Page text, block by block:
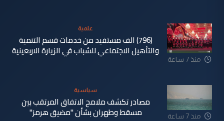
منذ 7 ساعة
علمية
(796) الف مستفيد من خدمات قسم التنمية
والتأهيل الاجتماعي للشباب في الزيارة الاربعينية
منذ 7 ساعة
سياسية
مصادر تكشف ملامح الاتفاق المرتقب بين
مسقط وطهران بشأن "مضيق هرمز"